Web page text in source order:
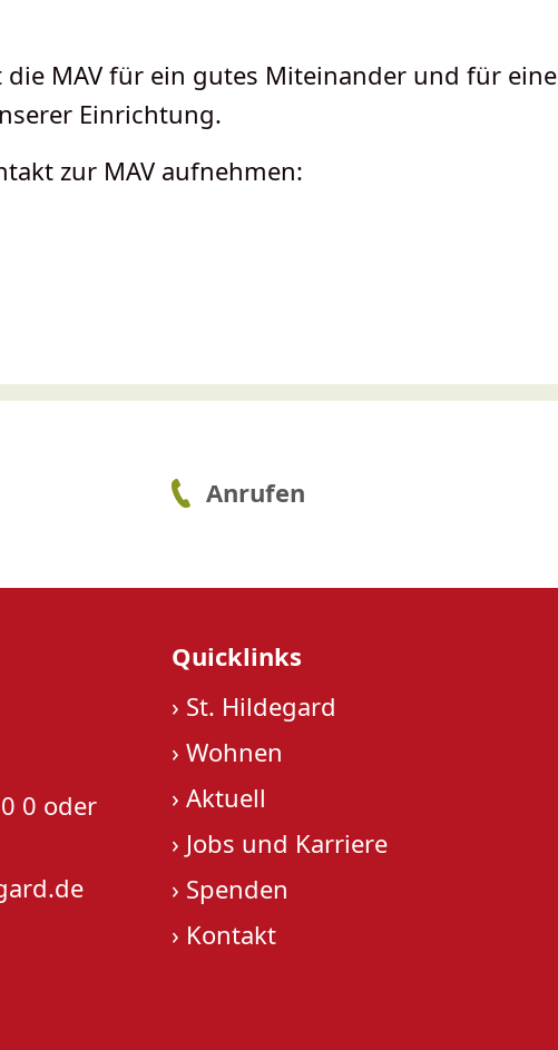
MAV für ein gutes Miteinander und für eine
Einrichtung.
zur MAV aufnehmen:
Anrufen
0 oder
Quicklinks
› St. Hildegard
›Wohnen
›Aktuell
› Jobs und Karriere
› Spenden
› Kontakt